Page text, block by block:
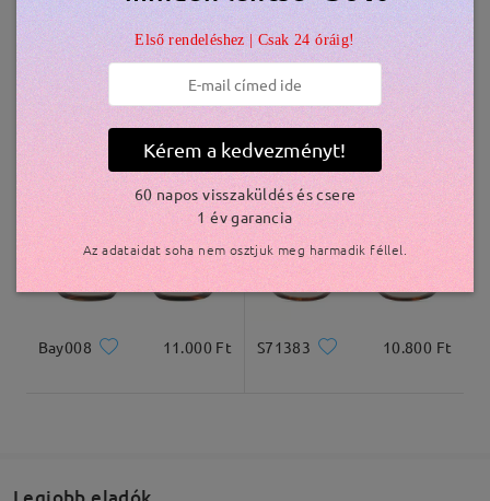
Kiszállítva
S86449 11.000 Ft
Bay008 11.000 Ft S71383 10.800 Ft
Első rendeléshez | Csak 24 óráig!
Kérem a kedvezményt!
60 napos visszaküldés és csere
1 év garancia
Az adataidat soha nem osztjuk meg harmadik féllel.